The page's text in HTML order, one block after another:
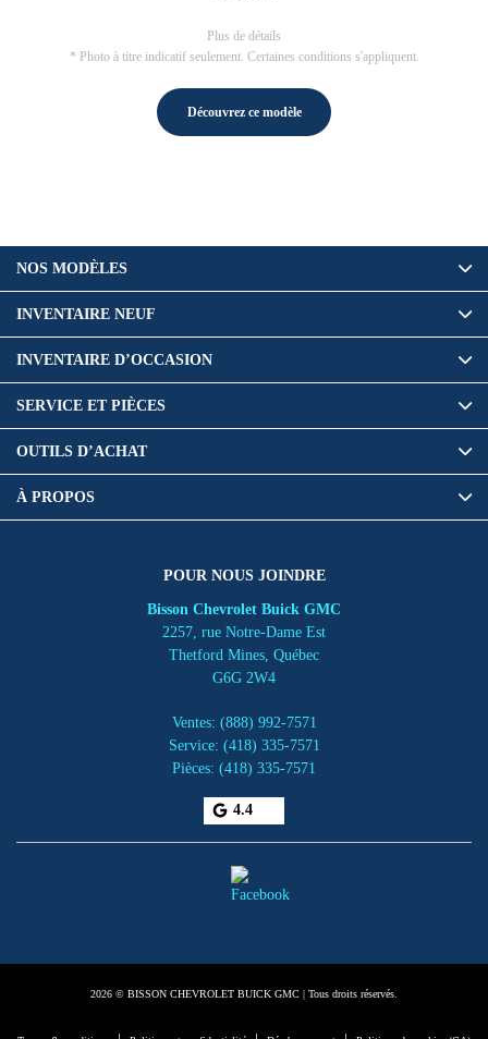
Plus de détails
* Photo à titre indicatif seulement. Certaines conditions s'appliquent.
Découvrez ce modèle
POUR NOUS JOINDRE
Bisson Chevrolet Buick GMC
2257, rue Notre-Dame Est
Thetford Mines, Québec
G6G 2W4
Ventes: (888) 992-7571
Service: (418) 335-7571
Pièces: (418) 335-7571
4.4
NOS MODÈLES
INVENTAIRE NEUF
INVENTAIRE D’OCCASION
SERVICE ET PIÈCES
OUTILS D’ACHAT
À PROPOS
2026 © BISSON CHEVROLET BUICK GMC | Tous droits réservés.